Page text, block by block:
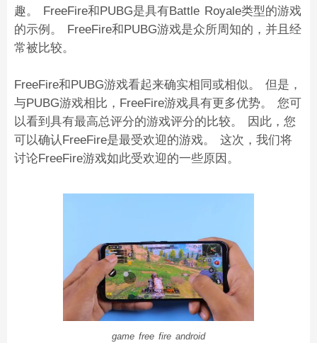
趣。 FreeFire和PUBG是具有Battle Royale类型的游戏
的示例。 FreeFire和PUBG游戏是众所周知的，并且经
常被比较。
FreeFire和PUBG游戏看起来确实相同或相似。 但是，
与PUBG游戏相比，FreeFire游戏具有更多优势。 您可
以看到具有最高总评分的游戏评分的比较。 因此，您
可以确认FreeFire是最受欢迎的游戏。 这次，我们将
讨论FreeFire游戏如此受欢迎的一些原因。
game free fire android